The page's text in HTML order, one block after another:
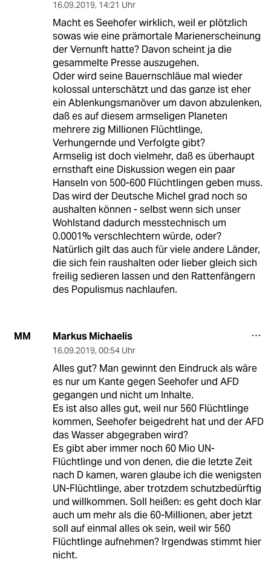
16.09.2019, 14:21 Uhr
Macht es Seehofer wirklich, weil er plötzlich
sowas wie eine prämortale Marienerscheinung
der Vernunft hatte? Davon scheint ja die
gesammelte Presse auszugehen.
Oder wird seine Bauernschläue mal wieder
kolossal unterschätzt und das ganze ist eher
ein Ablenkungsmanöver um davon abzulenken,
daß es auf diesem armseligen Planeten
mehrere zig Millionen Flüchtlinge,
Verhungernde und Verfolgte gibt?
Armselig ist doch vielmehr, daß es überhaupt
ernsthaft eine Diskussion wegen ein paar
Hanseln von 500-600 Flüchtlingen geben muss.
Das wird der Deutsche Michel grad noch so
aushalten können - selbst wenn sich unser
Wohlstand dadurch messtechnisch um
0.0001% verschlechtern würde, oder?
Natürlich gilt das auch für viele andere Länder,
die sich fein raushalten oder lieber gleich sich
freilig sedieren lassen und den Rattenfängern
des Populismus nachlaufen.
MM Markus Michaelis
16.09.2019, 00:54 Uhr
Alles gut? Man gewinnt den Eindruck als wäre
es nur um Kante gegen Seehofer und AFD
gegangen und nicht um Inhalte.
Es ist also alles gut, weil nur 560 Flüchtlinge
kommen, Seehofer beigedreht hat und der AFD
das Wasser abgegraben wird?
Es gibt aber immer noch 60 Mio UN-
Flüchtlinge und von denen, die die letzte Zeit
nach D kamen, waren glaube ich die wenigsten
UN-Flüchtlinge, aber trotzdem schutzbedürftig
und willkommen. Soll heißen: es geht doch klar
auch um mehr als die 60-Millionen, aber jetzt
soll auf einmal alles ok sein, weil wir 560
Flüchtlinge aufnehmen? Irgendwas stimmt hier
nicht.